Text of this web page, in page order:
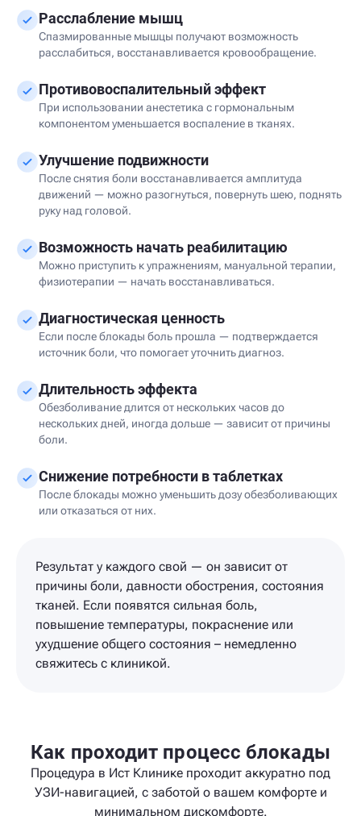
Расслабление мышц
Спазмированные мышцы получают возможность
расслабиться, восстанавливается кровообращение.
Противовоспалительный эффект
При использовании анестетика с гормональным
компонентом уменьшается воспаление в тканях.
Улучшение подвижности
После снятия боли восстанавливается амплитуда
движений — можно разогнуться, повернуть шею, поднять
руку над головой.
Возможность начать реабилитацию
Можно приступить к упражнениям, мануальной терапии,
физиотерапии — начать восстанавливаться.
Диагностическая ценность
Если после блокады боль прошла — подтверждается
источник боли, что помогает уточнить диагноз.
Длительность эффекта
Обезболивание длится от нескольких часов до
нескольких дней, иногда дольше — зависит от причины
боли.
Снижение потребности в таблетках
После блокады можно уменьшить дозу обезболивающих
или отказаться от них.
Результат у каждого свой — он зависит от
причины боли, давности обострения, состояния
тканей. Если появятся сильная боль,
повышение температуры, покраснение или
ухудшение общего состояния – немедленно
свяжитесь с клиникой.
Как проходит процесс блокады
Процедура в Ист Клинике проходит аккуратно под
УЗИ-навигацией, с заботой о вашем комфорте и
минимальном дискомфорте.